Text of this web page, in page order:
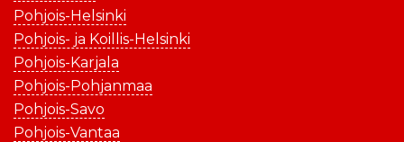
Pohjois-Helsinki
Pohjois- ja Koillis-Helsinki
Pohjois-Karjala
Pohjois-Pohjanmaa
Pohjois-Savo
Pohjois-Vantaa